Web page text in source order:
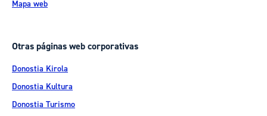
Mapa web
Otras páginas web corporativas
Donostia Kirola
Donostia Kultura
Donostia Turismo